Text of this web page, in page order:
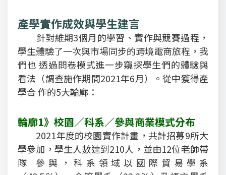
產學實作成效與學生建言
針對維期3個月的學習、實作與競賽過程，
學生體驗了一次與市場同步的跨境電商旅程，我
們也 透過問卷模式進一步窺探學生們的體驗與
看法（調查施作期間2021年6月）。從中獲得產
學合 作的5大輪廓：
輪廓1》校園／科系／參與商業模式分布
2021年度的校園實作計畫，共計招募9所大
學參加，學生人數達到210人，並由12位老師帶
隊 參與，科系領域以國際貿易學系